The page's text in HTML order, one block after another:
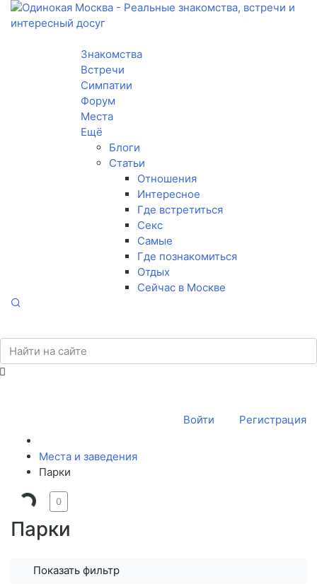
Toggle navigation
Знакомства
Встречи
Симпатии
Форум
Места
Ещё
Блоги
Статьи
Отношения
Интересное
Где встретиться
Секс
Самые
Где познакомиться
Отдых
Сейчас в Москве
Войти Регистрация
Места и заведения
Парки
Парки
0
Показать фильтр